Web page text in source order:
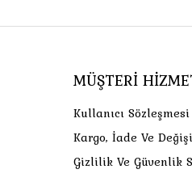
MÜŞTERI
Kullanıcı Sözleşmesi
Kargo, İade Ve
Gizlilik Ve Güvenlik